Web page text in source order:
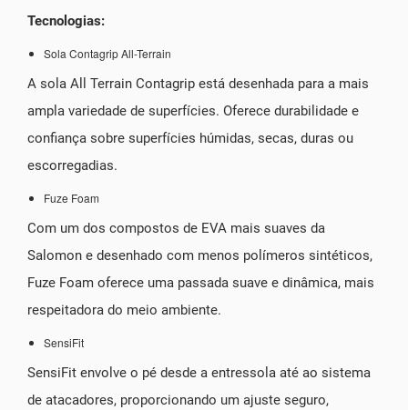
Tecnologias:
Sola Contagrip All-Terrain
A sola All Terrain Contagrip está desenhada para a mais
ampla variedade de superfícies. Oferece durabilidade e
confiança sobre superfícies húmidas, secas, duras ou
escorregadias.
Fuze Foam
Com um dos compostos de EVA mais suaves da
Salomon e desenhado com menos polímeros sintéticos,
Fuze Foam oferece uma passada suave e dinâmica, mais
respeitadora do meio ambiente.
SensiFit
SensiFit envolve o pé desde a entressola até ao sistema
de atacadores, proporcionando um ajuste seguro,